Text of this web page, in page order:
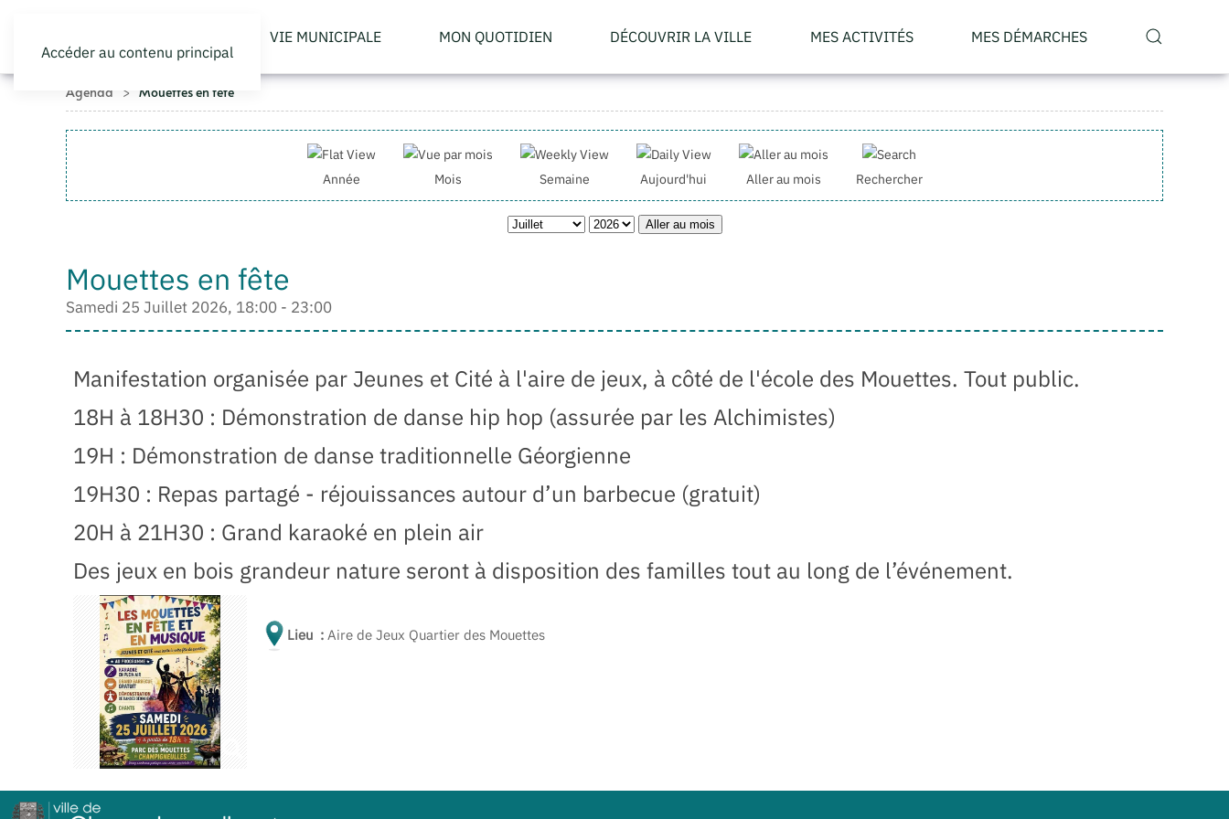
Accéder au contenu principal
VIE MUNICIPALE MON QUOTIDIEN DÉCOUVRIR LA VILLE MES ACTIVITÉS MES DÉMARCHES
Agenda Mouettes en fête
Année Mois Semaine Aujourd'hui Aller au mois Rechercher
Aller au mois
Mouettes en fête
Samedi 25 Juillet 2026, 18:00 - 23:00
Manifestation organisée par Jeunes et Cité à l'aire de jeux, à côté de l'école des Mouettes. Tout public.
18H à 18H30 : Démonstration de danse hip hop (assurée par les Alchimistes)
19H : Démonstration de danse traditionnelle Géorgienne
19H30 : Repas partagé - réjouissances autour d’un barbecue (gratuit)
20H à 21H30 : Grand karaoké en plein air
Des jeux en bois grandeur nature seront à disposition des familles tout au long de l’événement.
Lieu : Aire de Jeux Quartier des Mouettes